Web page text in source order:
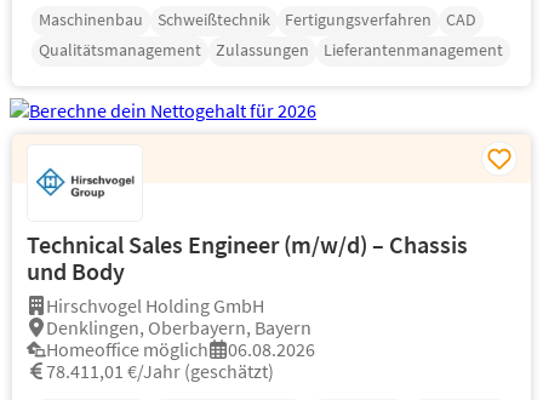
Maschinenbau Schweißtechnik Fertigungsverfahren
CAD
Qualitätsmanagement
Zulassungen Lieferantenmanagement
Technical Sales Engineer (m/w/d) – Chassis
und Body
Hirschvogel Holding GmbH
Denklingen, Oberbayern, Bayern
Homeoffice möglich
06.08.2026
78.411,01 €/Jahr (geschätzt)